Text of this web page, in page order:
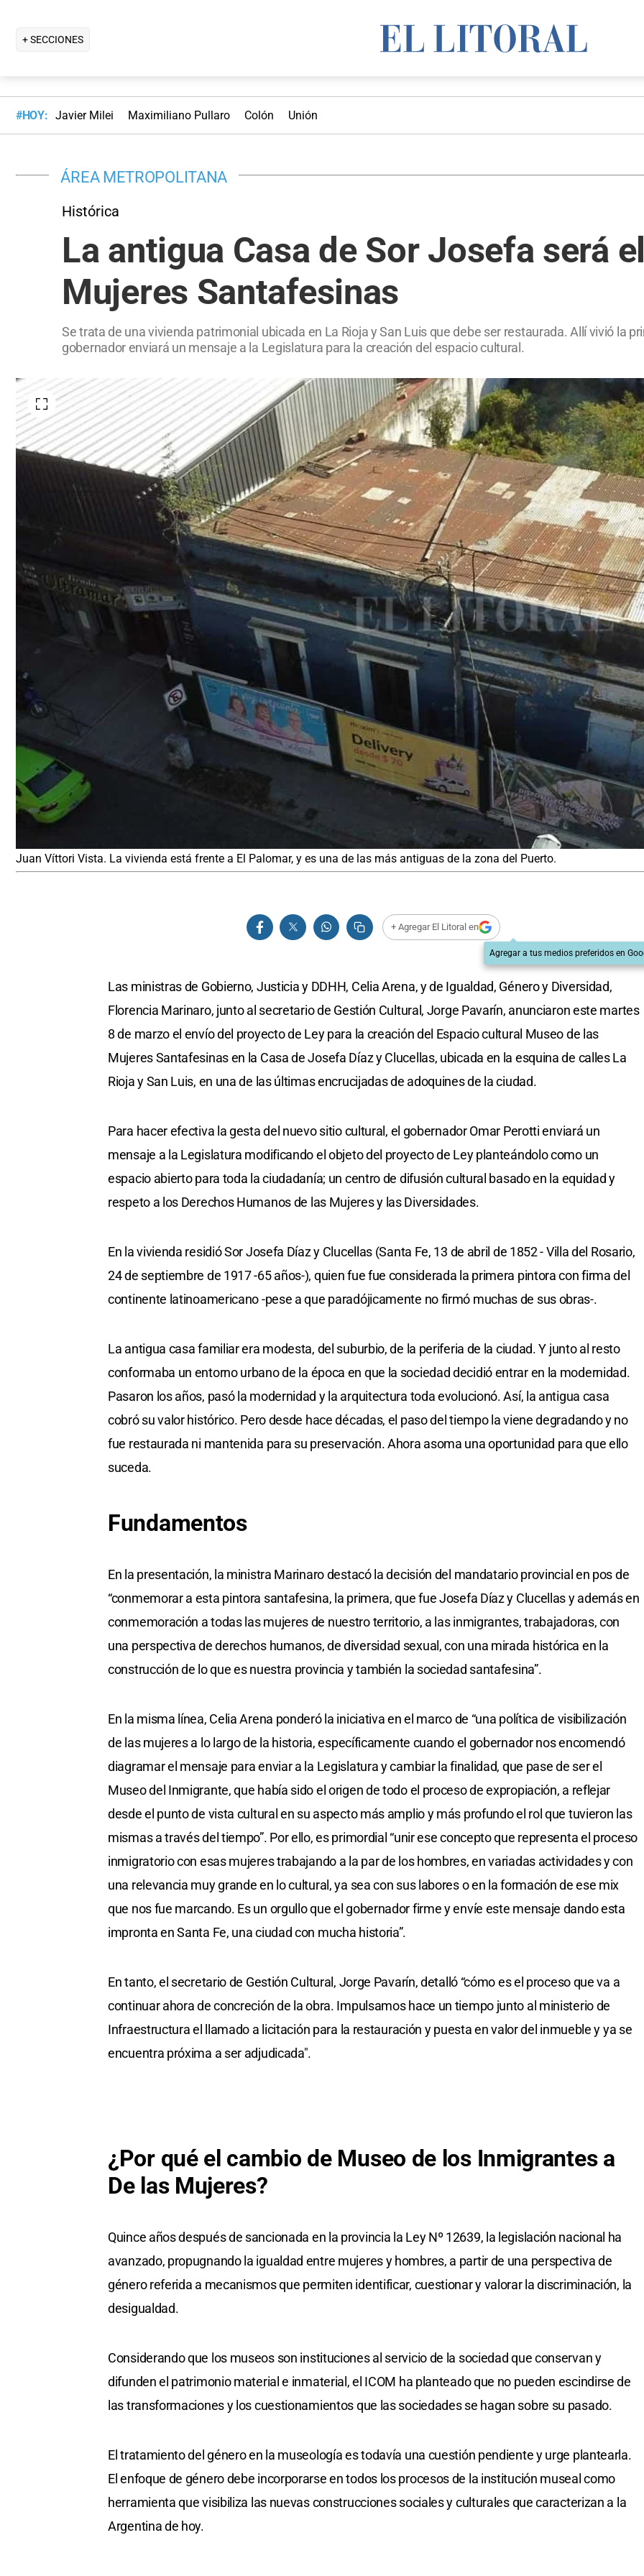
+ SECCIONES
#HOY: Javier Milei Maximiliano Pullaro Colón Unión
ÁREA METROPOLITANA
Histórica
La antigua Casa de Sor Josefa será
Mujeres Santafesinas
Se trata de una vivienda patrimonial ubicada en La Rioja y San Luis que debe ser restaurada. Allí vivió la
gobernador enviará un mensaje a la Legislatura para la creación del espacio cultural.
Juan Víttori Vista. La vivienda está frente a El Palomar, y es una de las más antiguas de la zona del Puerto.
+ Agregar El Litoral en
Agregar a tus medios preferidos en
Las ministras de Gobierno, Justicia y DDHH, Celia Arena, y de Igualdad, Género y Diversidad,
Florencia Marinaro, junto al secretario de Gestión Cultural, Jorge Pavarín, anunciaron este martes
8 de marzo el envío del proyecto de Ley para la creación del Espacio cultural Museo de las
Mujeres Santafesinas en la Casa de Josefa Díaz y Clucellas, ubicada en la esquina de calles La
Rioja y San Luis, en una de las últimas encrucijadas de adoquines de la ciudad.
Para hacer efectiva la gesta del nuevo sitio cultural, el gobernador Omar Perotti enviará un
mensaje a la Legislatura modificando el objeto del proyecto de Ley planteándolo como un
espacio abierto para toda la ciudadanía; un centro de difusión cultural basado en la equidad y
respeto a los Derechos Humanos de las Mujeres y las Diversidades.
En la vivienda residió Sor Josefa Díaz y Clucellas (Santa Fe, 13 de abril de 1852 - Villa del Rosario,
24 de septiembre de 1917 -65 años-), quien fue fue considerada la primera pintora con firma del
continente latinoamericano -pese a que paradójicamente no firmó muchas de sus obras-.
La antigua casa familiar era modesta, del suburbio, de la periferia de la ciudad. Y junto al resto
conformaba un entorno urbano de la época en que la sociedad decidió entrar en la modernidad.
Pasaron los años, pasó la modernidad y la arquitectura toda evolucionó. Así, la antigua casa
cobró su valor histórico. Pero desde hace décadas, el paso del tiempo la viene degradando y no
fue restaurada ni mantenida para su preservación. Ahora asoma una oportunidad para que ello
suceda.
Fundamentos
En la presentación, la ministra Marinaro destacó la decisión del mandatario provincial en pos de
“conmemorar a esta pintora santafesina, la primera, que fue Josefa Díaz y Clucellas y además en
conmemoración a todas las mujeres de nuestro territorio, a las inmigrantes, trabajadoras, con
una perspectiva de derechos humanos, de diversidad sexual, con una mirada histórica en la
construcción de lo que es nuestra provincia y también la sociedad santafesina”.
En la misma línea, Celia Arena ponderó la iniciativa en el marco de “una política de visibilización
de las mujeres a lo largo de la historia, específicamente cuando el gobernador nos encomendó
diagramar el mensaje para enviar a la Legislatura y cambiar la finalidad, que pase de ser el
Museo del Inmigrante, que había sido el origen de todo el proceso de expropiación, a reflejar
desde el punto de vista cultural en su aspecto más amplio y más profundo el rol que tuvieron las
mismas a través del tiempo”. Por ello, es primordial “unir ese concepto que representa el proceso
inmigratorio con esas mujeres trabajando a la par de los hombres, en variadas actividades y con
una relevancia muy grande en lo cultural, ya sea con sus labores o en la formación de ese mix
que nos fue marcando. Es un orgullo que el gobernador firme y envíe este mensaje dando esta
impronta en Santa Fe, una ciudad con mucha historia”.
En tanto, el secretario de Gestión Cultural, Jorge Pavarín, detalló “cómo es el proceso que va a
continuar ahora de concreción de la obra. Impulsamos hace un tiempo junto al ministerio de
Infraestructura el llamado a licitación para la restauración y puesta en valor del inmueble y ya se
encuentra próxima a ser adjudicada".
¿Por qué el cambio de Museo de los Inmigrantes a
De las Mujeres?
Quince años después de sancionada en la provincia la Ley Nº 12639, la legislación nacional ha
avanzado, propugnando la igualdad entre mujeres y hombres, a partir de una perspectiva de
género referida a mecanismos que permiten identificar, cuestionar y valorar la discriminación, la
desigualdad.
Considerando que los museos son instituciones al servicio de la sociedad que conservan y
difunden el patrimonio material e inmaterial, el ICOM ha planteado que no pueden escindirse de
las transformaciones y los cuestionamientos que las sociedades se hagan sobre su pasado.
El tratamiento del género en la museología es todavía una cuestión pendiente y urge plantearla.
El enfoque de género debe incorporarse en todos los procesos de la institución museal como
herramienta que visibiliza las nuevas construcciones sociales y culturales que caracterizan a la
Argentina de hoy.